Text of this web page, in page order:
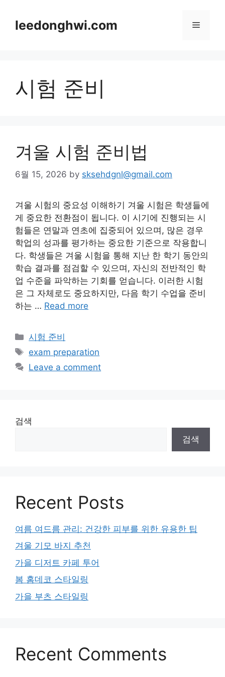
contentleedonghwi.com Menu
시험 준비
겨울 시험 준비법
6월 15, 2026 by sksehdgnl@gmail.com
겨울 시험의 중요성 이해하기 겨울 시험은 학생들에
게 중요한 전환점이 됩니다. 이 시기에 진행되는 시
험들은 연말과 연초에 집중되어 있으며, 많은 경우
학업의 성과를 평가하는 중요한 기준으로 작용합니
다. 학생들은 겨울 시험을 통해 지난 한 학기 동안의
학습 결과를 점검할 수 있으며, 자신의 전반적인 학
업 수준을 파악하는 기회를 얻습니다. 이러한 시험
은 그 자체로도 중요하지만, 다음 학기 수업을 준비
하는 … Read more
Categories
시험 준비
Tags
exam preparation
Leave a comment
검색
검색
Recent Posts
여름 여드름 관리: 건강한 피부를 위한 유용한 팁
겨울 기모 바지 추천
가을 디저트 카페 투어
봄 홈데코 스타일링
가을 부츠 스타일링
Recent Comments